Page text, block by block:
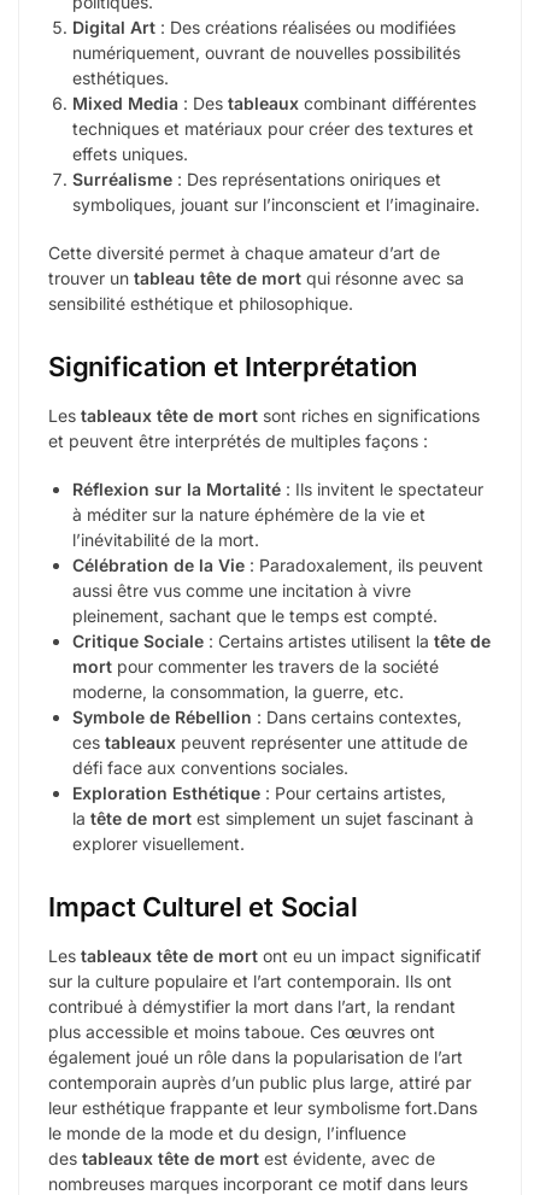
Digital Art : Des créations réalisées ou modifiées
numériquement, ouvrant de nouvelles possibilités
esthétiques.
Mixed Media : Des tableaux combinant différentes
techniques et matériaux pour créer des textures et
effets uniques.
Surréalisme : Des représentations oniriques et
symboliques, jouant sur l’inconscient et l’imaginaire.
Cette diversité permet à chaque amateur d’art de
trouver un tableau tête de mort qui résonne avec sa
sensibilité esthétique et philosophique.
Signification et Interprétation
Les tableaux tête de mort sont riches en significations
et peuvent être interprétés de multiples façons :
Réflexion sur la Mortalité : Ils invitent le spectateur
à méditer sur la nature éphémère de la vie et
l’inévitabilité de la mort.
Célébration de la Vie : Paradoxalement, ils peuvent
aussi être vus comme une incitation à vivre
pleinement, sachant que le temps est compté.
Critique Sociale : Certains artistes utilisent la tête de
mort pour commenter les travers de la société
moderne, la consommation, la guerre, etc.
Symbole de Rébellion : Dans certains contextes,
ces tableaux peuvent représenter une attitude de
défi face aux conventions sociales.
Exploration Esthétique : Pour certains artistes,
la tête de mort est simplement un sujet fascinant à
explorer visuellement.
Impact Culturel et Social
Les tableaux tête de mort ont eu un impact significatif
sur la culture populaire et l’art contemporain. Ils ont
contribué à démystifier la mort dans l’art, la rendant
plus accessible et moins taboue. Ces œuvres ont
également joué un rôle dans la popularisation de l’art
contemporain auprès d’un public plus large, attiré par
leur esthétique frappante et leur symbolisme fort.Dans
le monde de la mode et du design, l’influence
des tableaux tête de mort est évidente, avec de
nombreuses marques incorporant ce motif dans leurs